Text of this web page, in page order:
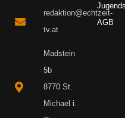
redaktion@echtzeit-
tv.at
Madstein
5b
8770 St.
Michael i.
AGB